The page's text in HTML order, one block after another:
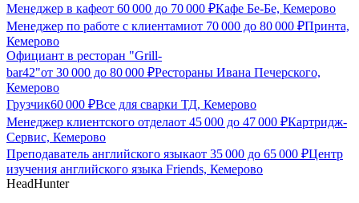
Менеджер в кафеот 60 000 до 70 000 ₽Кафе Бе-Бе, Кемерово
Менеджер по работе с клиентамиот 70 000 до 80 000 ₽Принта,
Кемерово
Официант в ресторан "Grill-
bar42"от 30 000 до 80 000 ₽Рестораны Ивана Печерского,
Кемерово
Грузчик60 000 ₽Все для сварки ТД, Кемерово
Менеджер клиентского отделаот 45 000 до 47 000 ₽Картридж-
Сервис, Кемерово
Преподаватель английского языкаот 35 000 до 65 000 ₽Центр
изучения английского языка Friends, Кемерово
HeadHunter